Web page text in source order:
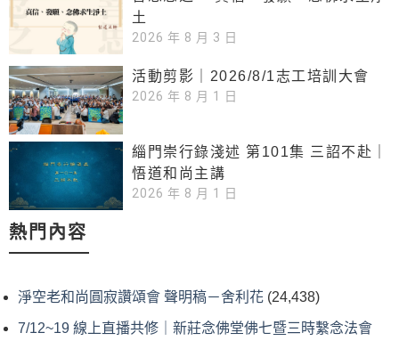
土
2026 年 8 月 3 日
活動剪影｜2026/8/1志工培訓大會
2026 年 8 月 1 日
緇門崇行錄淺述 第101集 三詔不赴｜
悟道和尚主講
2026 年 8 月 1 日
熱門內容
淨空老和尚圓寂讚頌會 聲明稿－舍利花 (24,438)
7/12~19 線上直播共修｜新莊念佛堂佛七暨三時繫念法會